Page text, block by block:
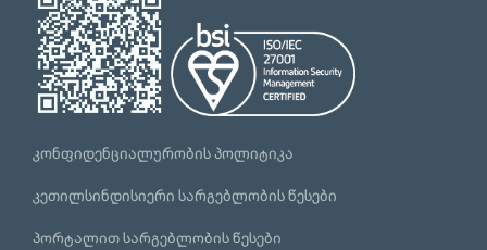
კონფიდენციალურობის პოლიტიკა
კეთილსინდისიერი სარგებლობის წესები
პორტალით სარგებლობის წესები